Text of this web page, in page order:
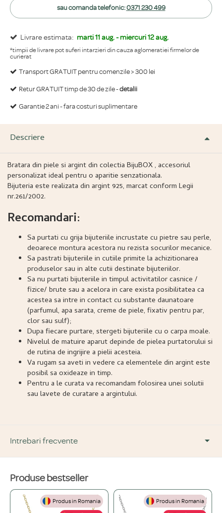
Livrare estimata: marti 11 aug. - miercuri 12 aug.
*timpii de livrare pot suferi intarzieri din cauza aglomeratiei firmelor de
curierat
Transport GRATUIT pentru comenzile > 300 lei
Retur GRATUIT timp de 30 de zile -detalii
Garantie 2 ani - fara costuri suplimentare
sau comanda telefonic:0371 230 499
Descriere
Bratara din piele si argint din colectia BijuBOX , accesoriul
personalizat ideal pentru o aparitie senzationala.
Bijuteria este realizata din argint 925, marcat conform Legii
nr.261/2002.
Recomandari:
Sa purtati cu grija bijuteriile incrustate cu pietre sau perle,
deoarece montura acestora nu rezista socurilor mecanice.
Sa pastrati bijuteriile in cutiile primite la achizitionarea
produselor sau in alte cutii destinate bijuteriilor.
Sa nu purtati bijuteriile in timpul activitatilor casnice /
fizice/ brute sau a acelora in care exista posibilitatea ca
acestea sa intre in contact cu substante daunatoare
(parfumul, apa sarata, creme de piele, fixativ pentru par,
clor sau sulf);
Dupa fiecare purtare, stergeti bijuteriile cu o carpa moale.
Nivelul de matuire aparut depinde de pielea purtatorului si
de rutina de ingrijire a pielii acesteia.
Va rugam sa aveti in vedere ca elementele din argint este
posibil sa oxideaze in timp.
Pentru a le curata va recomandam folosirea unei solutii
sau lavete de curatare a argintului.
Intrebari frecvente
DESPRE PRODUS ȘI MATERIALE
Din ce materiale sunt fabricate bijuteriile voastre?
Produse bestseller
Produs in Romania Produs in Romania